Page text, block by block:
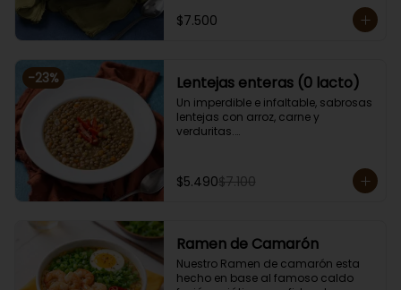
choclo y sésamo.
Porción de 750 grs.
$7.500
-23% Lentejas enteras (0 lacto)
Un imperdible e infaltable, sabrosas
lentejas con arroz, carne y
verduritas.
$5.490$7.100
Ramen de Camarón
Nuestro Ramen de camarón esta
hecho en base al famoso caldo